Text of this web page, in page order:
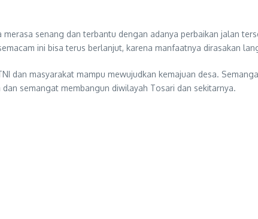
senang dan terbantu dengan adanya perbaikan jalan
ini bisa terus berlanjut, karena manfaatnya dirasakan
dan masyarakat mampu mewujudkan kemajuan desa.
semangat membangun diwilayah Tosari dan sekitarnya.